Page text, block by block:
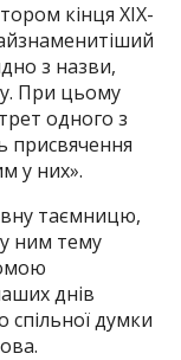
кінця XIX-
з назви,
При цьому
одного з
присвячення
у них».
таємницю,
ним тему
днів
спільної думки